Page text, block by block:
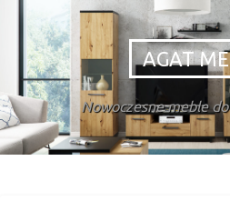
AGAT
Nowoczesne meble